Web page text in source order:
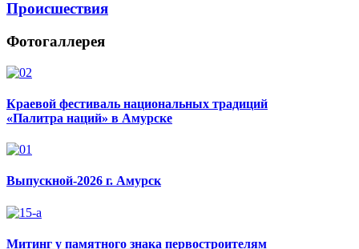
Происшествия
Фотогаллерея
Краевой фестиваль национальных традиций
«Палитра наций» в Амурске
Выпускной-2026 г. Амурск
Митинг у памятного знака первостроителям